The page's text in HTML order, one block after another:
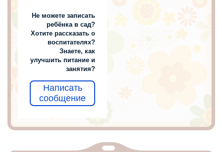
Не можете записать
ребёнка в сад?
Хотите рассказать о
воспитателях?
Знаете, как
улучшить питание и
занятия?
Написать
сообщение